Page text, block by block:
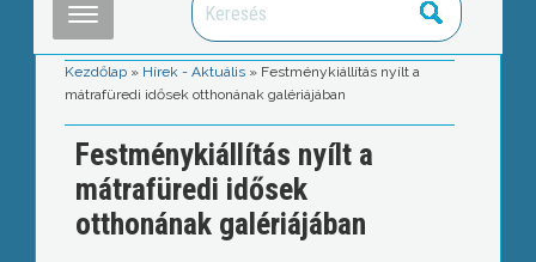
Kezdőlap » Hírek - Aktuális » Festménykiállítás nyílt a
mátrafüredi idősek otthonának galériájában
Festménykiállítás nyílt a
mátrafüredi idősek
otthonának galériájában